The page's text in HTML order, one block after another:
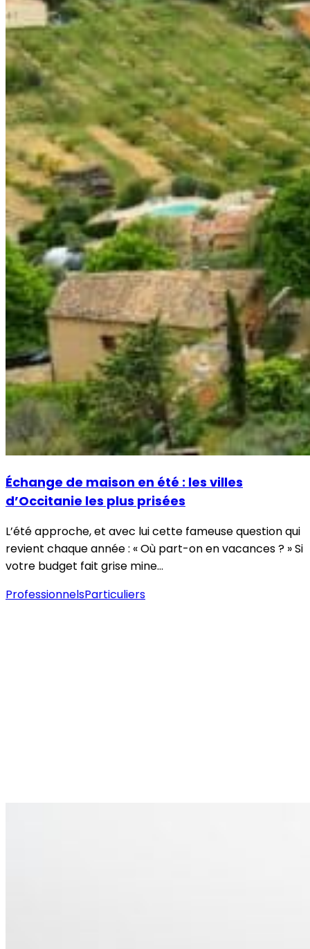
Échange de maison en été : les villes
d’Occitanie les plus prisées
L’été approche, et avec lui cette fameuse question qui
revient chaque année : « Où part-on en vacances ? » Si
votre budget fait grise mine…
ProfessionnelsParticuliers